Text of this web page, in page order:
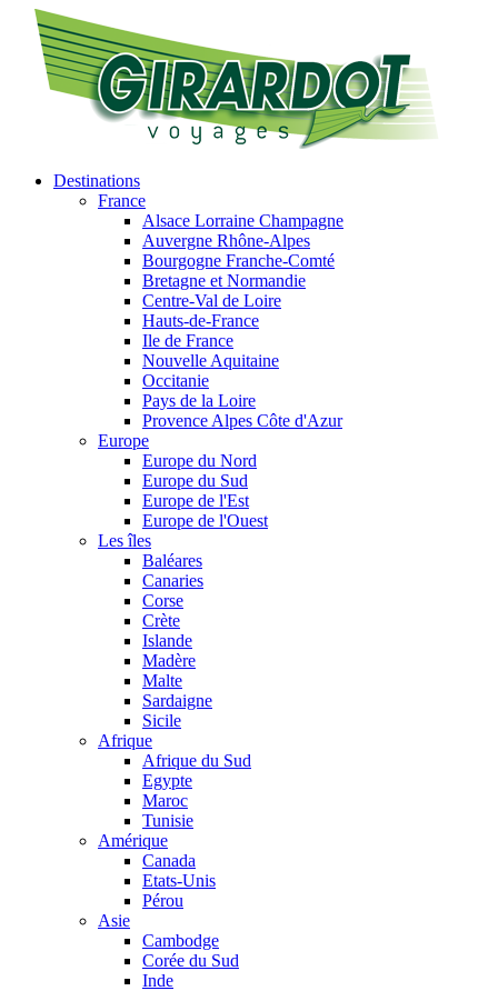
Destinations
France
Alsace Lorraine Champagne
Auvergne Rhône-Alpes
Bourgogne Franche-Comté
Bretagne et Normandie
Centre-Val de Loire
Hauts-de-France
Ile de France
Nouvelle Aquitaine
Occitanie
Pays de la Loire
Provence Alpes Côte d'Azur
Europe
Europe du Nord
Europe du Sud
Europe de l'Est
Europe de l'Ouest
Les îles
Baléares
Canaries
Corse
Crète
Islande
Madère
Malte
Sardaigne
Sicile
Afrique
Afrique du Sud
Egypte
Maroc
Tunisie
Amérique
Canada
Etats-Unis
Pérou
Asie
Cambodge
Corée du Sud
Inde